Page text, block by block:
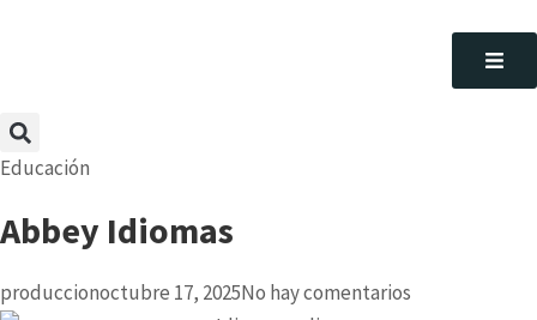
Educación
Abbey Idiomas
produccionoctubre 17, 2025No hay comentarios